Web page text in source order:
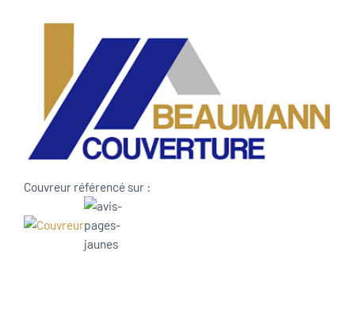
Couvreur référencé sur :